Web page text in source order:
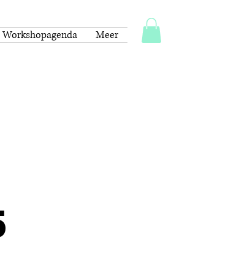
Workshopagenda Meer